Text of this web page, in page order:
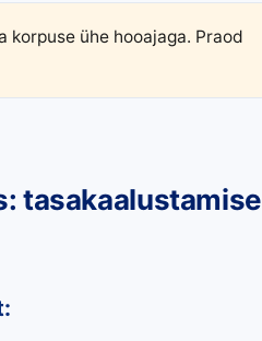
ühe hooajaga. Praod
tasakaalustamise